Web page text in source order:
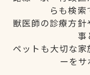
らも検索
獣医師の診療方
事
ペットも大切な
ーをサ